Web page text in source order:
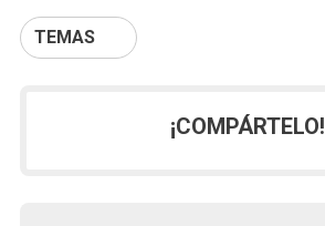
TEMAS
¡COMPÁRTELO!